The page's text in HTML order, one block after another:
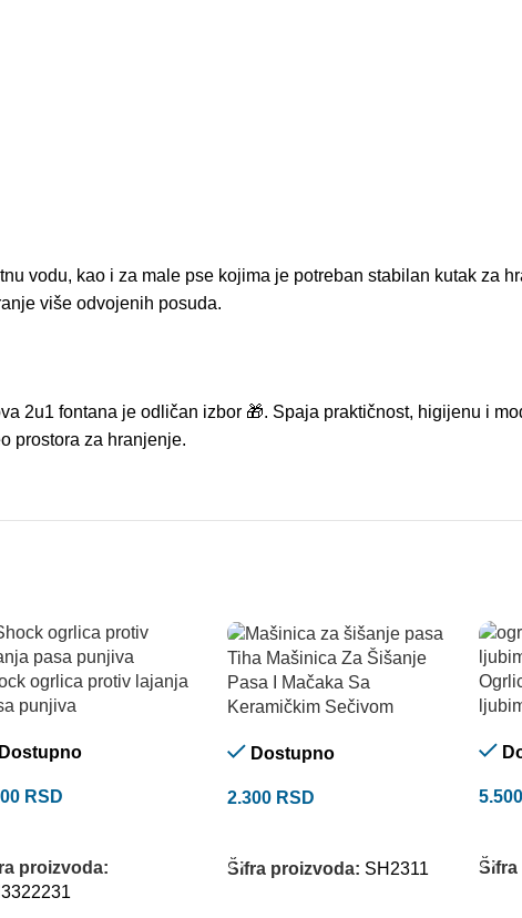
vodu, kao i za male pse kojima je potreban stabilan kutak za
više odvojenih posuda.
2u1 fontana je odličan izbor 🎁. Spaja praktičnost, higijenu i
prostora za hranjenje.
ogrlica protiv lajanja
punjiva
Dostupno
RSD
proizvoda:
Tiha Mašinica Za Šišanje
Pasa I Mačaka Sa
Keramičkim Sečivom
Dostupno
2.300 RSD
Šifra proizvoda: SH2311
5.500
Šifra